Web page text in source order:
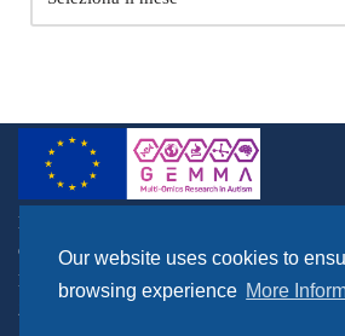
Our website uses cookies to
browsing experience More
Horizon 2020, RIA, Topic: SC1-BHC-03-
GEMMA, Grant Agreement 82503
How to cite the Project: Horizon 2020,
2018, Acronym GEMMA, Grant